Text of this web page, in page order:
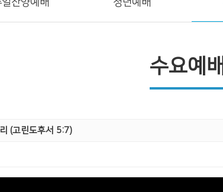
찬양예배 청년예배
수요예배
(고린도후서 5:7)